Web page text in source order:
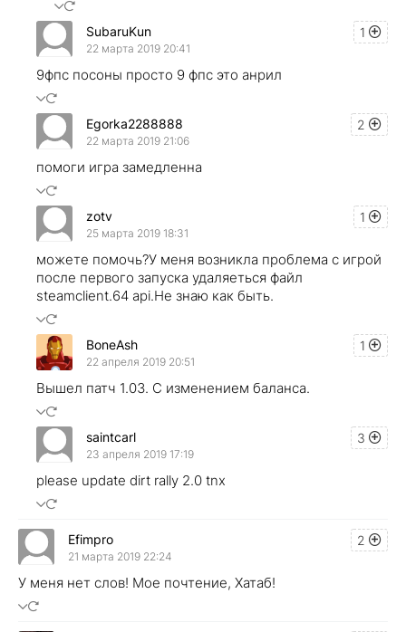
1
SubaruKun
22 марта 2019 20:41
9фпс посоны просто 9 фпс это анрил
2
Egorka2288888
22 марта 2019 21:06
помоги игра замедленна
1
zotv
25 марта 2019 18:31
можете помочь?У меня возникла проблема с игрой
после первого запуска удаляеться файл
steamclient.64 api.Не знаю как быть.
1
BoneAsh
22 апреля 2019 20:51
Вышел патч 1.03. С изменением баланса.
3
saintcarl
23 апреля 2019 17:19
please update dirt rally 2.0 tnx
2
Efimpro
21 марта 2019 22:24
У меня нет слов! Мое почтение, Хатаб!